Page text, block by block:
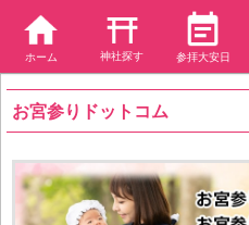
ホーム 神社探す 参拝大安日
お宮参りドットコム